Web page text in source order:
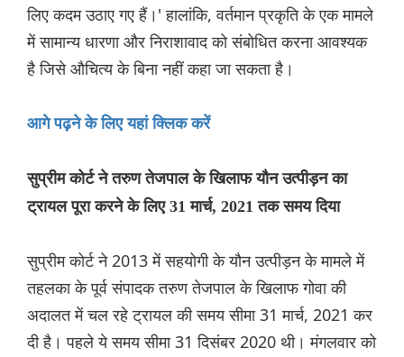
लिए कदम उठाए गए हैं।' हालांकि, वर्तमान प्रकृति के एक मामले
में सामान्य धारणा और निराशावाद को संबोधित करना आवश्यक
है जिसे औचित्य के बिना नहीं कहा जा सकता है।
आगे पढ़ने के लिए यहां क्लिक करें
सुप्रीम कोर्ट ने तरुण तेजपाल के खिलाफ यौन उत्पीड़न का
ट्रायल पूरा करने के लिए 31 मार्च, 2021 तक समय दिया
सुप्रीम कोर्ट ने 2013 में सहयोगी के यौन उत्पीड़न के मामले में
तहलका के पूर्व संपादक तरुण तेजपाल के खिलाफ गोवा की
अदालत में चल रहे ट्रायल की समय सीमा 31 मार्च, 2021 कर
दी है। पहले ये समय सीमा 31 दिसंबर 2020 थी। मंगलवार को